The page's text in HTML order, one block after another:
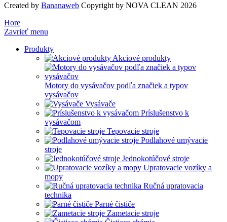
Created by Bananaweb Copyright by NOVA CLEAN 2026
Hore
Zavrieť menu
Produkty
Akciové produkty
Motory do vysávačov podľa značiek a typov
vysávačov
Vysávače
Príslušenstvo k
vysávačom
Tepovacie stroje
Podlahové umývacie
stroje
Jednokotúčové stroje
Upratovacie vozíky a
mopy
Ručná upratovacia
technika
Parné čističe
Zametacie stroje